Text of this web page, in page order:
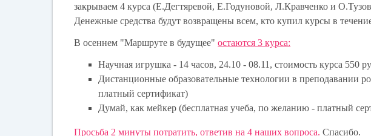
закрываем 4 курса (Е.Дегтяревой, Е.Годуновой, Л.Кравченко и
Денежные средства будут возвращены всем, кто купил курсы в
В осеннем "Маршруте в будущее"остаются 3 курса:
Научная игрушка - 14 часов, 24.10 - 08.11, стоимость курса 550
Дистанционные образовательные технологии в преподавании
платный сертификат)
Думай, как мейкер (бесплатная учеба, по желанию - платный
Просьба 2 минуты потратить, ответив на 4 наших вопроса.Спасибо.